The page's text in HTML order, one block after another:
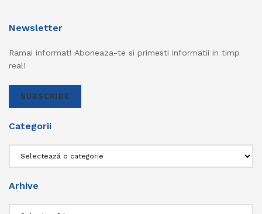
Newsletter
Ramai informat! Aboneaza-te si primesti informatii in timp
real!
SUBSCRIBE
Categorii
Arhive